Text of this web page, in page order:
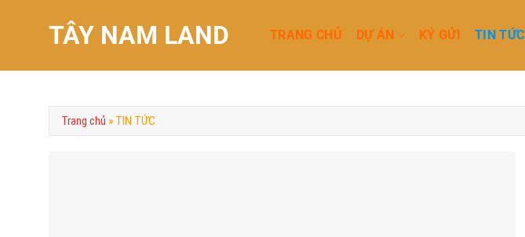
dung
TÂY NAM LAND TRANG CHỦ DỰ ÁN KÝ GỬI TIN TỨC
Trang chủ » TIN TỨC